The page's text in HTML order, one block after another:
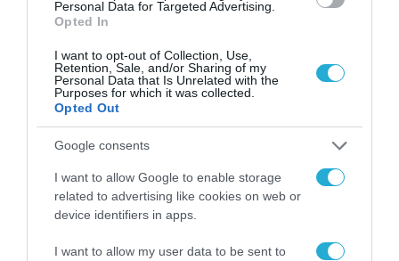
Personal Data for Targeted Advertising.
Opted In
I want to opt-out of Collection, Use,
Retention, Sale, and/or Sharing of my
Personal Data that Is Unrelated with the
Purposes for which it was collected.
Opted Out
Google consents
I want to allow Google to enable storage
related to advertising like cookies on web or
device identifiers in apps.
I want to allow my user data to be sent to
χώρο της άμυνας
βαλίτσα του φετινού
καλοκαιριού έχει την
υπογραφή της Xiaomi
31.07.2026
ΟΛΗ Η ΡΟΗ ΕΙΔΗΣΕΩΝ